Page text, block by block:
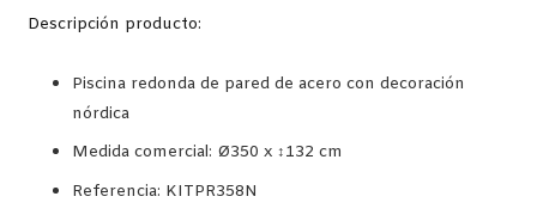
Descripción producto:
Piscina redonda de pared de acero con decoración
nórdica
Medida comercial: Ø350 x ↕132 cm
Referencia: KITPR358N